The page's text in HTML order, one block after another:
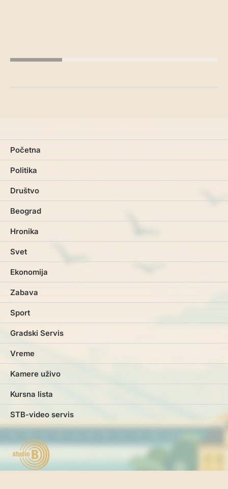
Početna
Politika
Društvo
Beograd
Hronika
Svet
Ekonomija
Zabava
Sport
Gradski Servis
Vreme
Kamere uživo
Kursna lista
STB-video servis